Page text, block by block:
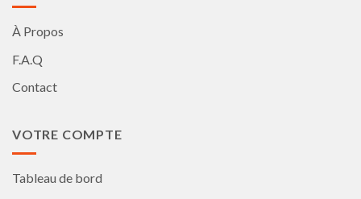
À Propos
F.A.Q
Contact
VOTRE COMPTE
Tableau de bord